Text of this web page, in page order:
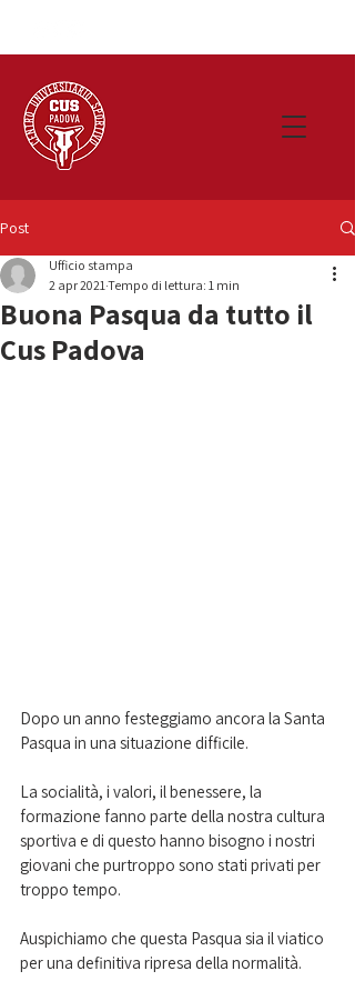
Post
Buona Pasqua da tutto il
Cus Padova
Ufficio stampa
2 apr 2021Tempo di lettura: 1 min
Dopo un anno festeggiamo ancora la Santa
Pasqua in una situazione difficile.
La socialità, i valori, il benessere, la
formazione fanno parte della nostra cultura
sportiva e di questo hanno bisogno i nostri
giovani che purtroppo sono stati privati per
troppo tempo.
Auspichiamo che questa Pasqua sia il viatico
per una definitiva ripresa della normalità.